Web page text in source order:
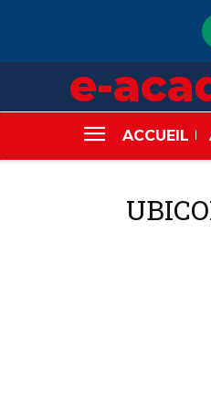
e-
ACCUEIL